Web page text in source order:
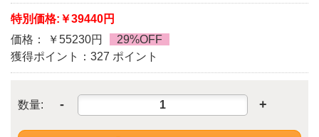
特別価格: ￥39440円
価格： ￥55230円
29%OFF
獲得ポイント：327 ポイント
数量: - +